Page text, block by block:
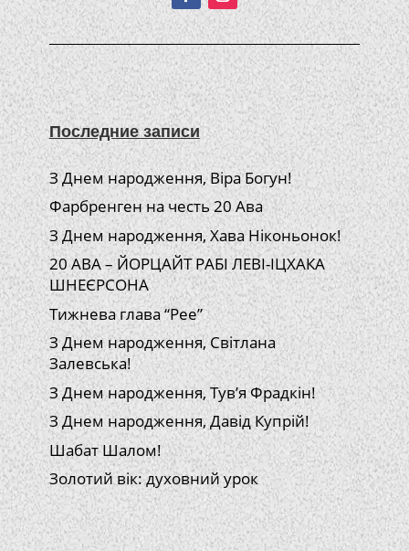
Последние записи
З Днем народження, Віра Богун!
Фарбренген на честь 20 Ава
З Днем народження, Хава Ніконьонок!
20 АВА – ЙОРЦАЙТ РАБІ ЛЕВІ-ІЦХАКА
ШНЕЄРСОНА
Тижнева глава “Рее”
З Днем народження, Світлана
Залевська!
З Днем народження, Тув’я Фрадкін!
З Днем народження, Давід Купрій!
Шабат Шалом!
Золотий вік: духовний урок